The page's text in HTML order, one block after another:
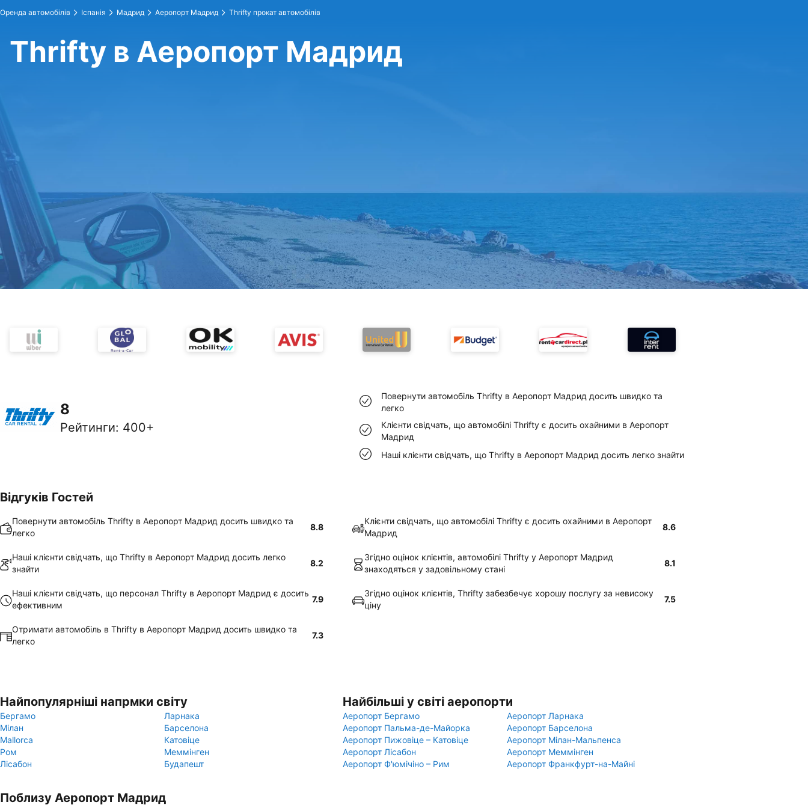
Оренда автомобілів Іспанія Мадрид Аеропорт Мадрид Thrifty прокат автомобілів
Thrifty в Аеропорт Мадрид
8
Рейтинги: 400+
Повернути автомобіль Thrifty в Аеропорт Мадрид досить швидко та
легко
Клієнти свідчать, що автомобілі Thrifty є досить охайними в Аеропорт
Мадрид
Наші клієнти свідчать, що Thrifty в Аеропорт Мадрид досить легко знайти
Відгуків Гостей
Повернути автомобіль Thrifty в Аеропорт Мадрид досить швидко та
легко
8.8
Клієнти свідчать, що автомобілі Thrifty є досить охайними в Аеропорт
Мадрид
8.6
Наші клієнти свідчать, що Thrifty в Аеропорт Мадрид досить легко
знайти
8.2
Згідно оцінок клієнтів, автомобілі Thrifty у Аеропорт Мадрид
знаходяться у задовільному стані
8.1
Наші клієнти свідчать, що персонал Thrifty в Аеропорт Мадрид є досить
ефективним
7.9
Згідно оцінок клієнтів, Thrifty забезбечує хорошу послугу за невисоку
ціну
7.5
Отримати автомобіль в Thrifty в Аеропорт Мадрид досить швидко та
легко
7.3
Найпопулярніші напрмки світу
Бергамо
Ларнака
Мілан
Барселона
Mallorca
Катовіце
Ром
Меммінген
Лісабон
Будапешт
Найбільші у світі аеропорти
Аеропорт Бергамо
Аеропорт Ларнака
Аеропорт Пальма-де-Майорка
Аеропорт Барселона
Аеропорт Пижовіце – Катовіце
Аеропорт Мілан-Мальпенса
Аеропорт Лісабон
Аеропорт Меммінген
Аеропорт Ф'юмічіно – Рим
Аеропорт Франкфурт-на-Майні
Поблизу Аеропорт Мадрид